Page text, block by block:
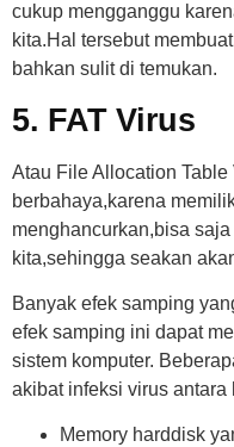
cukup mengganggu
kita.Hal tersebut
bahkan sulit di temukan.
5. FAT Virus
Atau File Allocation
berbahaya,karena
menghancurkan,bisa
kita,sehingga seakan
Banyak efek samping
efek samping ini dapat
sistem komputer.
akibat infeksi virus antara
Memory harddisk